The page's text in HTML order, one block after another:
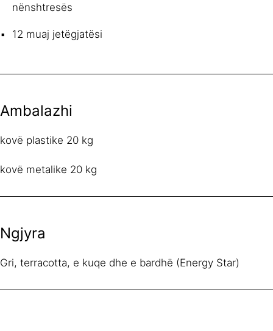
nënshtresës
12 muaj jetëgjatësi
Ambalazhi
kovë plastike 20 kg
kovë metalike 20 kg
Ngjyra
Gri, terracotta, e kuqe dhe e bardhë (Energy Star)